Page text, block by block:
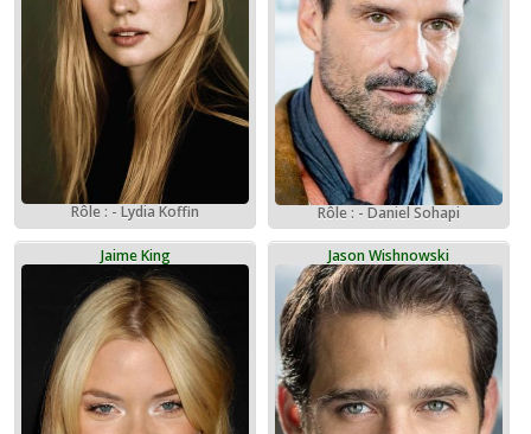
Rôle : - Lydia Koffin Rôle : - Daniel Sohapi
Jaime King Jason Wishnowski